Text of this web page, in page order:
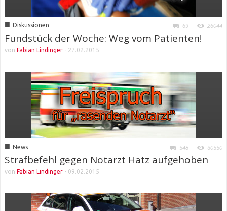
■ Diskussionen 69 26044
Fundstück der Woche: Weg vom Patienten!
von Fabian Lindinger - 27.02.2015
■ News 548 30550
Strafbefehl gegen Notarzt Hatz aufgehoben
von Fabian Lindinger - 09.02.2015